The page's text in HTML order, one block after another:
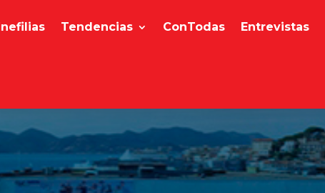
Tendencias ConTodas Entrevistas